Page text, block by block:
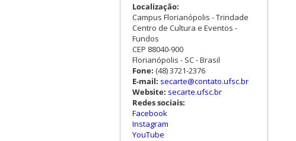
Localização:
Campus Florianópolis - Trindade
Centro de Cultura e Eventos -
Fundos
CEP 88040-900
Florianópolis - SC - Brasil
Fone: (48) 3721-2376
E-mail: secarte@contato.ufsc.br
Website: secarte.ufsc.br
Redes sociais:
Facebook
Instagram
YouTube